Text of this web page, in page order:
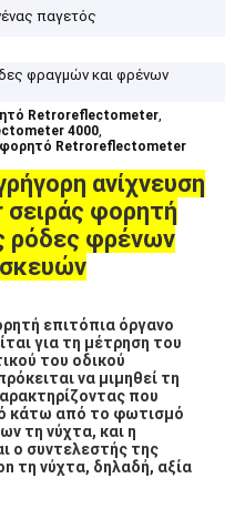
παγετός
φραγμών και φρένων
Retroreflectometer,
4000,
φορητό Retroreflectometer
ανίχνευση
φορητή
ρόδες φρένων
επιτόπια όργανο
για τη μέτρηση του
του οδικού
να μιμηθεί τη
που
κάτω από το φωτισμό
τη νύχτα, και η
ο συντελεστής της
τη νύχτα, δηλαδή, αξία